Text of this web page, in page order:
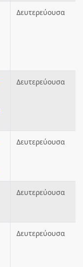
Δευτερεύουσα
Δευτερεύουσα
Δευτερεύουσα
Δευτερεύουσα
Δευτερεύουσα